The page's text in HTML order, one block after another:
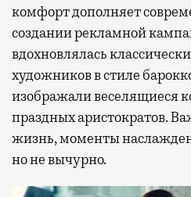
комфорт дополняет
создании рекламной
вдохновлялась
художников в стиле
изображали веселящиеся
праздных аристократов.
жизнь, моменты
но не вычурно.